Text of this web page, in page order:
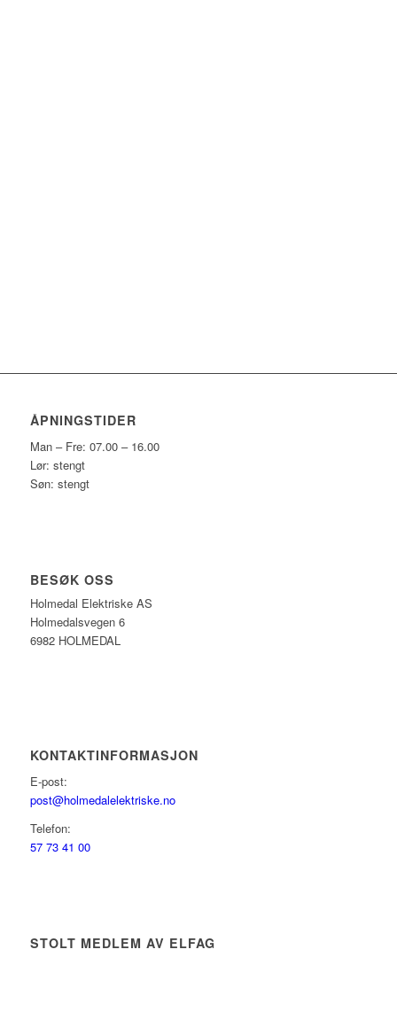
ÅPNINGSTIDER
Man – Fre: 07.00 – 16.00
Lør: stengt
Søn: stengt
BESØK OSS
Holmedal Elektriske AS
Holmedalsvegen 6
6982 HOLMEDAL
KONTAKTINFORMASJON
E-post:
post@holmedalelektriske.no
Telefon:
57 73 41 00
STOLT MEDLEM AV ELFAG